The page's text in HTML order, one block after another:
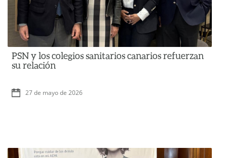
PSN y los colegios sanitarios canarios refuerzan
su relación
27 de mayo de 2026